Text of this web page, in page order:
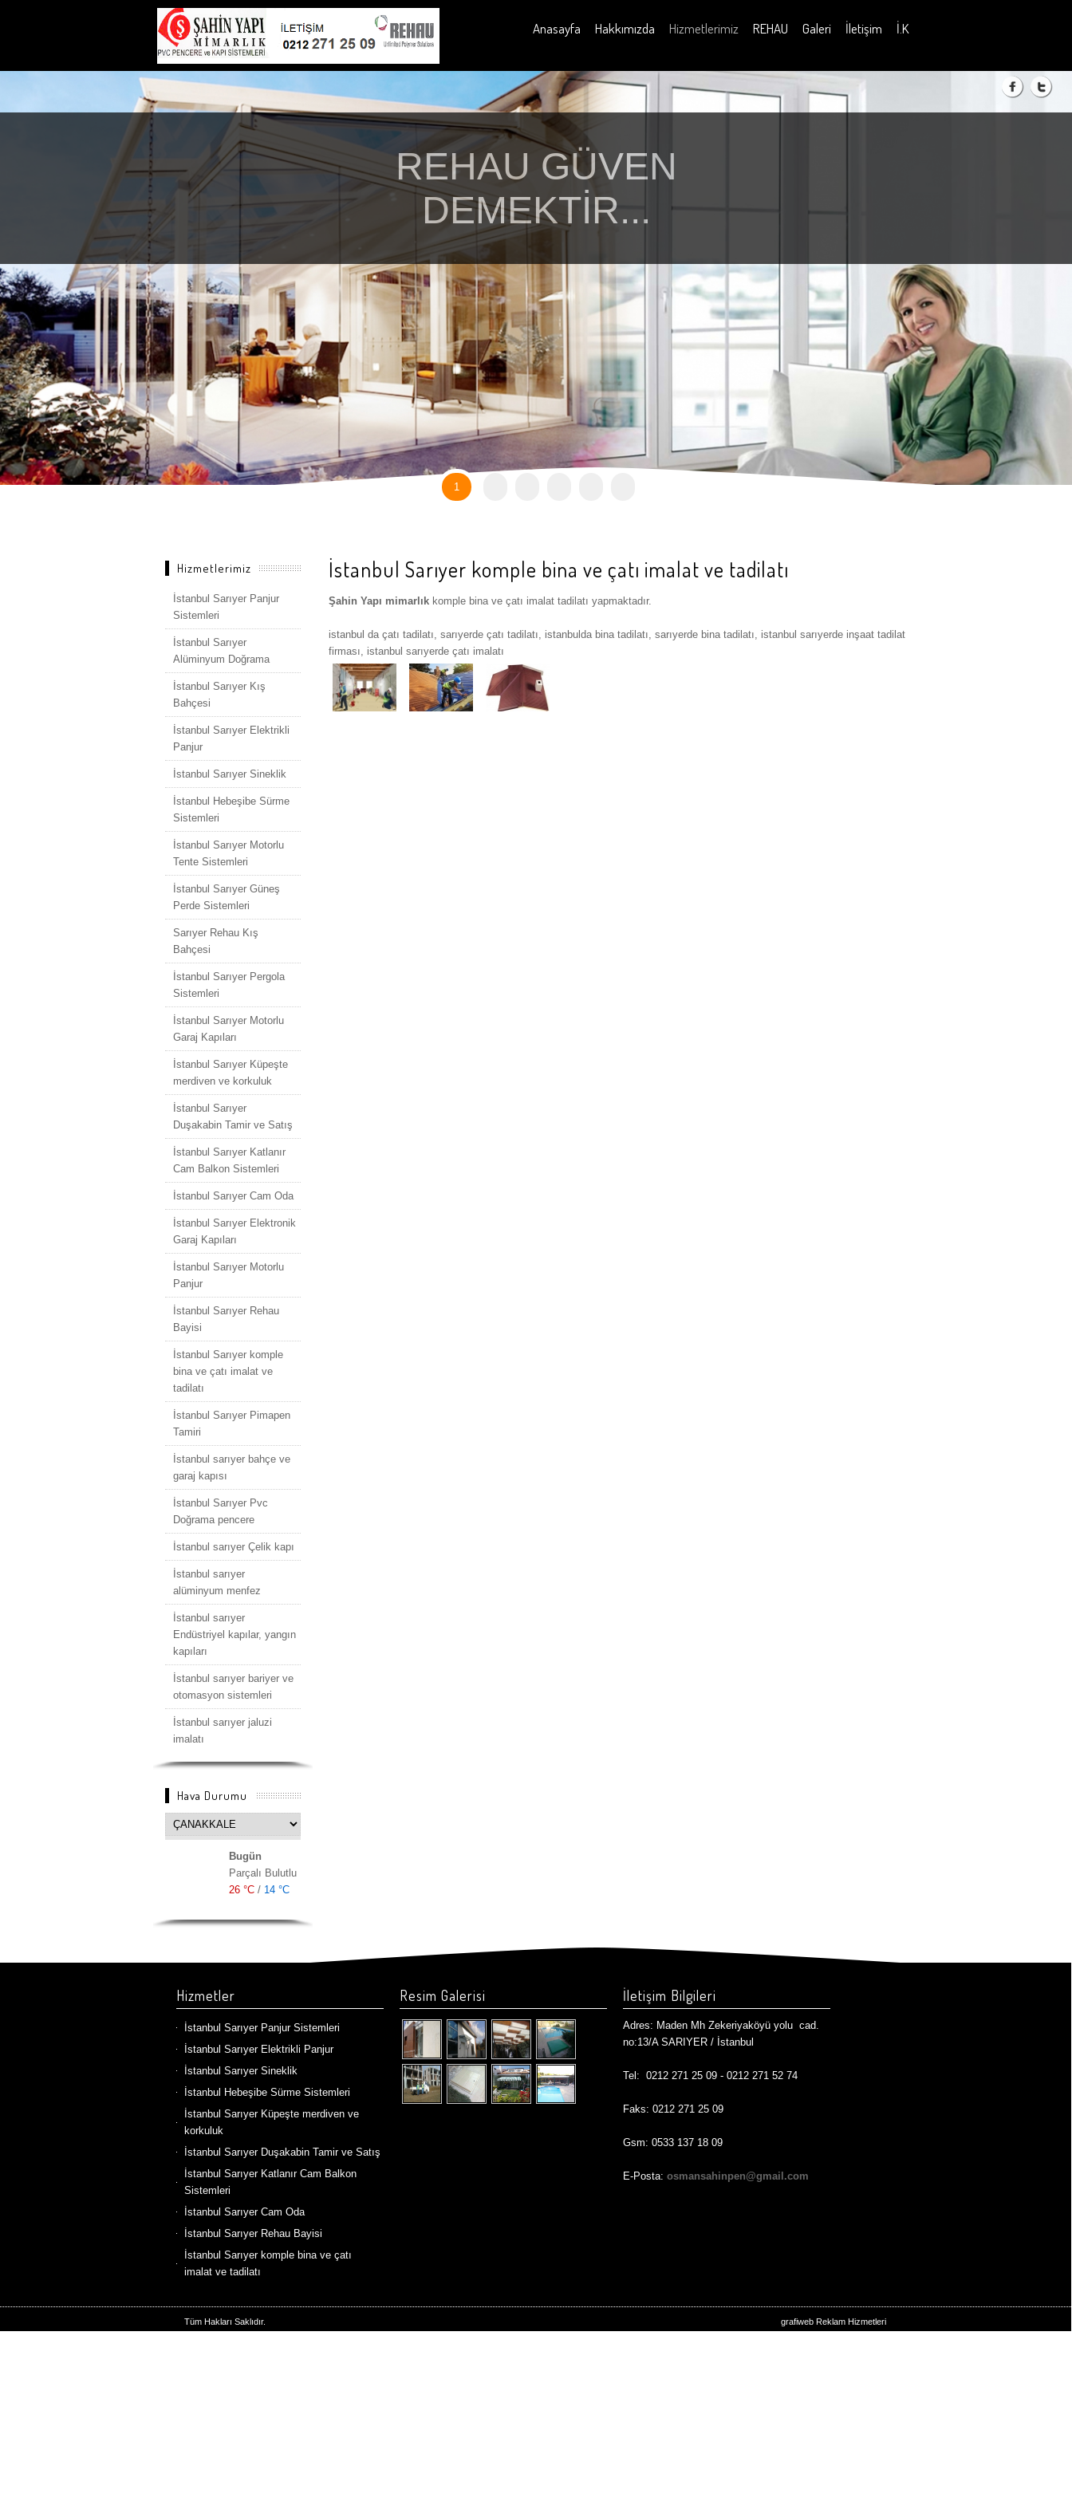
Anasayfa Hakkımızda Hizmetlerimiz REHAU Galeri İletişim İ.K
REHAU GÜVEN
DEMEKTİR...
1
Hizmetlerimiz
İstanbul Sarıyer Panjur
Sistemleri
İstanbul Sarıyer
Alüminyum Doğrama
İstanbul Sarıyer Kış
Bahçesi
İstanbul Sarıyer Elektrikli
Panjur
İstanbul Sarıyer Sineklik
İstanbul Hebeşibe Sürme
Sistemleri
İstanbul Sarıyer Motorlu
Tente Sistemleri
İstanbul Sarıyer Güneş
Perde Sistemleri
Sarıyer Rehau Kış
Bahçesi
İstanbul Sarıyer Pergola
Sistemleri
İstanbul Sarıyer Motorlu
Garaj Kapıları
İstanbul Sarıyer Küpeşte
merdiven ve korkuluk
İstanbul Sarıyer
Duşakabin Tamir ve Satış
İstanbul Sarıyer Katlanır
Cam Balkon Sistemleri
İstanbul Sarıyer Cam Oda
İstanbul Sarıyer Elektronik
Garaj Kapıları
İstanbul Sarıyer Motorlu
Panjur
İstanbul Sarıyer Rehau
Bayisi
İstanbul Sarıyer komple
bina ve çatı imalat ve
tadilatı
İstanbul Sarıyer Pimapen
Tamiri
İstanbul sarıyer bahçe ve
garaj kapısı
İstanbul Sarıyer Pvc
Doğrama pencere
İstanbul sarıyer Çelik kapı
İstanbul sarıyer
alüminyum menfez
İstanbul sarıyer
Endüstriyel kapılar, yangın
kapıları
İstanbul sarıyer bariyer ve
otomasyon sistemleri
İstanbul sarıyer jaluzi
imalatı
Hava Durumu
Bugün
Parçalı Bulutlu
26 °C/ 14 °C
İstanbul Sarıyer komple bina ve çatı imalat ve tadilatı
Şahin Yapı mimarlıkkomple bina ve çatı imalat tadilatı yapmaktadır.
istanbul da çatı tadilatı, sarıyerde çatı tadilatı, istanbulda bina tadilatı, sarıyerde bina tadilatı, istanbul sarıyerde inşaat tadilat
firması, istanbul sarıyerde çatı imalatı
Hizmetler
İstanbul Sarıyer Panjur Sistemleri
İstanbul Sarıyer Elektrikli Panjur
İstanbul Sarıyer Sineklik
İstanbul Hebeşibe Sürme Sistemleri
İstanbul Sarıyer Küpeşte merdiven ve
korkuluk
İstanbul Sarıyer Duşakabin Tamir ve Satış
İstanbul Sarıyer Katlanır Cam Balkon
Sistemleri
İstanbul Sarıyer Cam Oda
İstanbul Sarıyer Rehau Bayisi
İstanbul Sarıyer komple bina ve çatı
imalat ve tadilatı
Resim Galerisi İletişim Bilgileri
Adres: Maden Mh Zekeriyaköyü yolu cad.
no:13/A SARIYER / İstanbul
Tel: 0212 271 25 09 - 0212 271 52 74
Faks: 0212 271 25 09
Gsm: 0533 137 18 09
E-Posta: osmansahinpen@gmail.com
Tüm Hakları Saklıdır. grafiweb Reklam Hizmetleri